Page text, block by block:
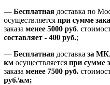
— Бесплатная доставка по
осуществляется при сумме
заказа менее 5000 руб.
составляет - 400 руб.;
— Бесплатная доставка за
км осуществляется при сумме
заказа менее 7500 руб.
руб.\км;